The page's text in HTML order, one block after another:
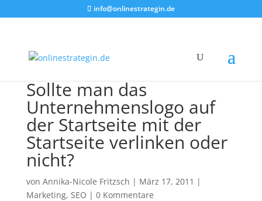
info@onlinestrategin.de
Sollte man das
Unternehmenslogo auf
der Startseite mit der
Startseite verlinken oder
nicht?
von Annika-Nicole Fritzsch | März 17, 2011 |
Marketing, SEO | 0 Kommentare